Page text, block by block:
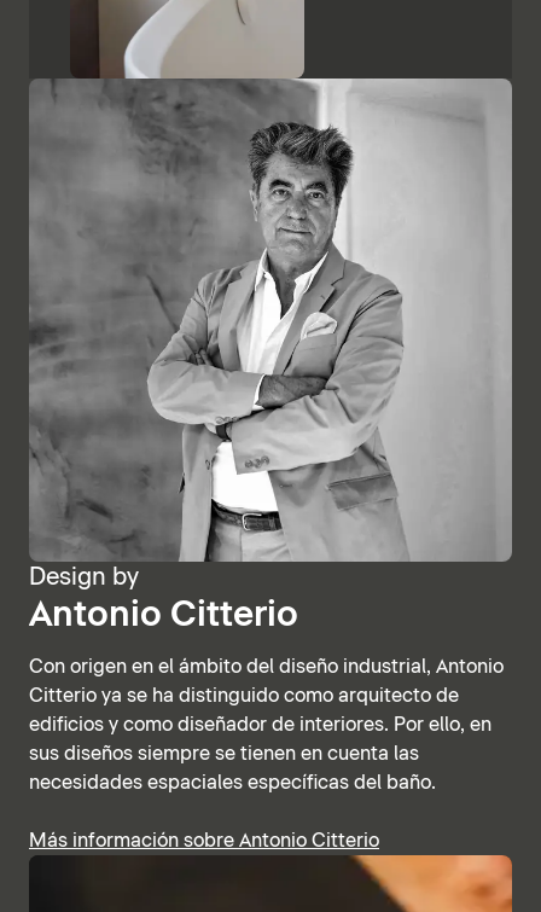
Design by
Antonio Citterio
Con origen en el ámbito del diseño industrial, Antonio
Citterio ya se ha distinguido como arquitecto de
edificios y como diseñador de interiores. Por ello, en
sus diseños siempre se tienen en cuenta las
necesidades espaciales específicas del baño.
Más información sobre Antonio Citterio